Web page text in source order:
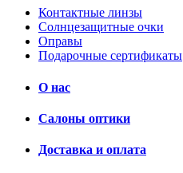
Контактные линзы
Солнцезащитные очки
Оправы
Подарочные сертификаты
О нас
Салоны оптики
Доставка и оплата